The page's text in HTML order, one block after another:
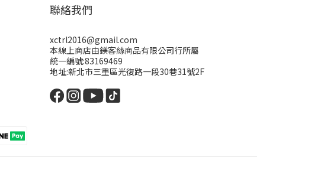
聯絡我們
xctrl2016@gmail.com
本線上商店由鎂客絲商品有限公司行所屬
統一編號:83169469
地址:新北市三重區光復路一段30巷31號2F